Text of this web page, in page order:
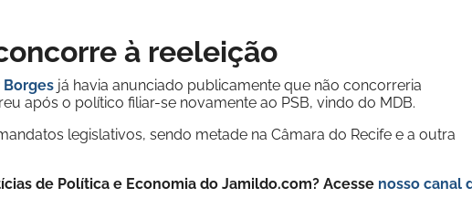
à reeleição
já havia anunciado publicamente que não concorreria
após o político filiar-se novamente ao PSB, vindo do MDB.
legislativos, sendo metade na Câmara do Recife e a outra
de Política e Economia do Jamildo.com? Acesse nosso canal